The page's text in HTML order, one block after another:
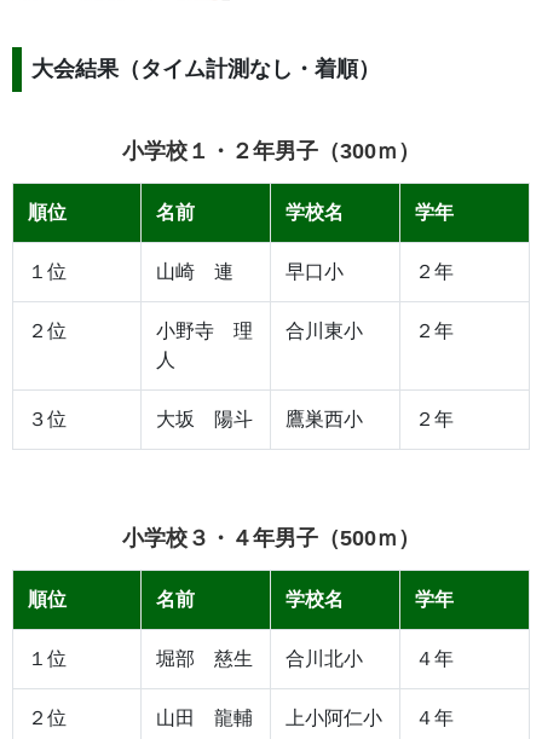
大会結果（タイム計測なし・着順）
小学校１・２年男子（300ｍ）
順位 名前 学校名 学年
１位 山崎 連 早口小 ２年
２位
小野寺 理
人
合川東小 ２年
３位 大坂 陽斗 鷹巣西小 ２年
小学校３・４年男子（500ｍ）
順位 名前 学校名 学年
１位 堀部 慈生 合川北小 ４年
２位 山田 龍輔 上小阿仁小 ４年